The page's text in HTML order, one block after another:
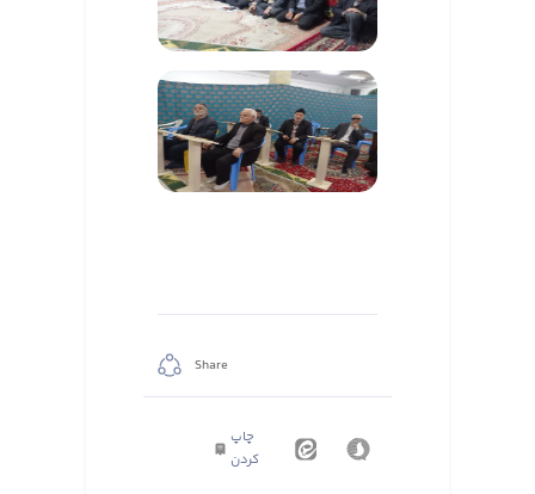
Share
چاپ
کردن